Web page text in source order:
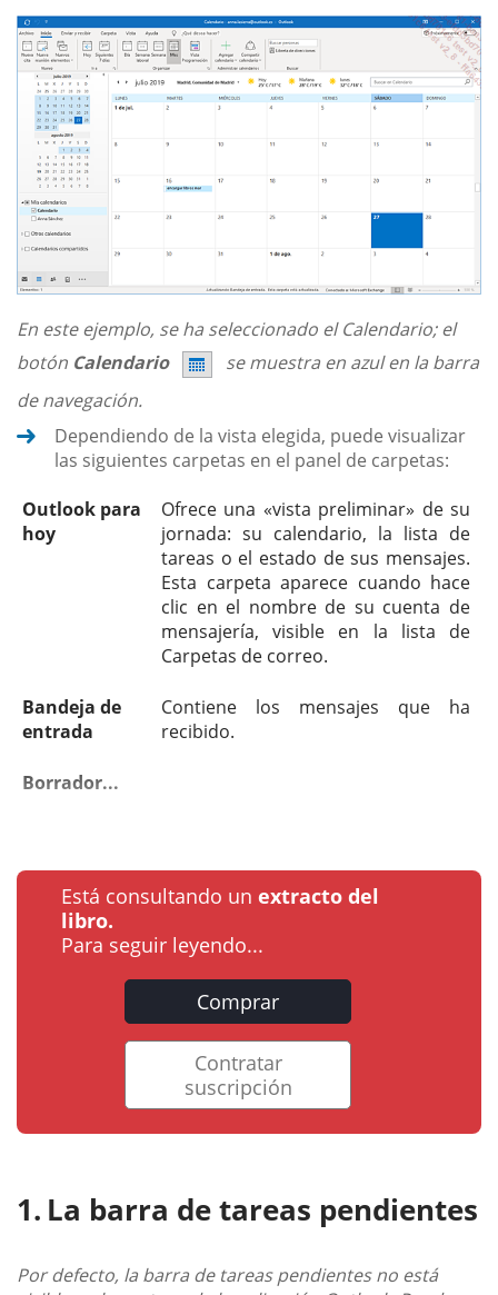
En este ejemplo, se ha seleccionado el Calendario; el
botón Calendario
se muestra en azul en la barra
de navegación.
Dependiendo de la vista elegida, puede visualizar
las siguientes carpetas en el panel de carpetas:
Outlook para
hoy
Ofrece una «vista preliminar» de su
jornada: su calendario, la lista de
tareas o el estado de sus mensajes.
Esta carpeta aparece cuando hace
clic en el nombre de su cuenta de
mensajería, visible en la lista de
Carpetas de correo.
Bandeja de
entrada
Contiene los mensajes que ha
recibido.
Borrador...
Está consultando un extracto del
libro.
Para seguir leyendo...
Comprar
Contratar
suscripción
La barra de tareas pendientes
Por defecto, la barra de tareas pendientes no está